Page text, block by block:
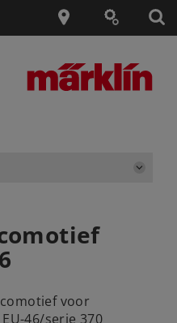
voor
46/serie 370